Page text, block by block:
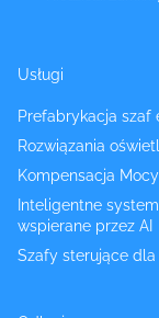
Usługi
Prefabrykacja szaf
Rozwiązania
Kompensacja
Inteligentne
wspierane przez AI
Szafy sterujące